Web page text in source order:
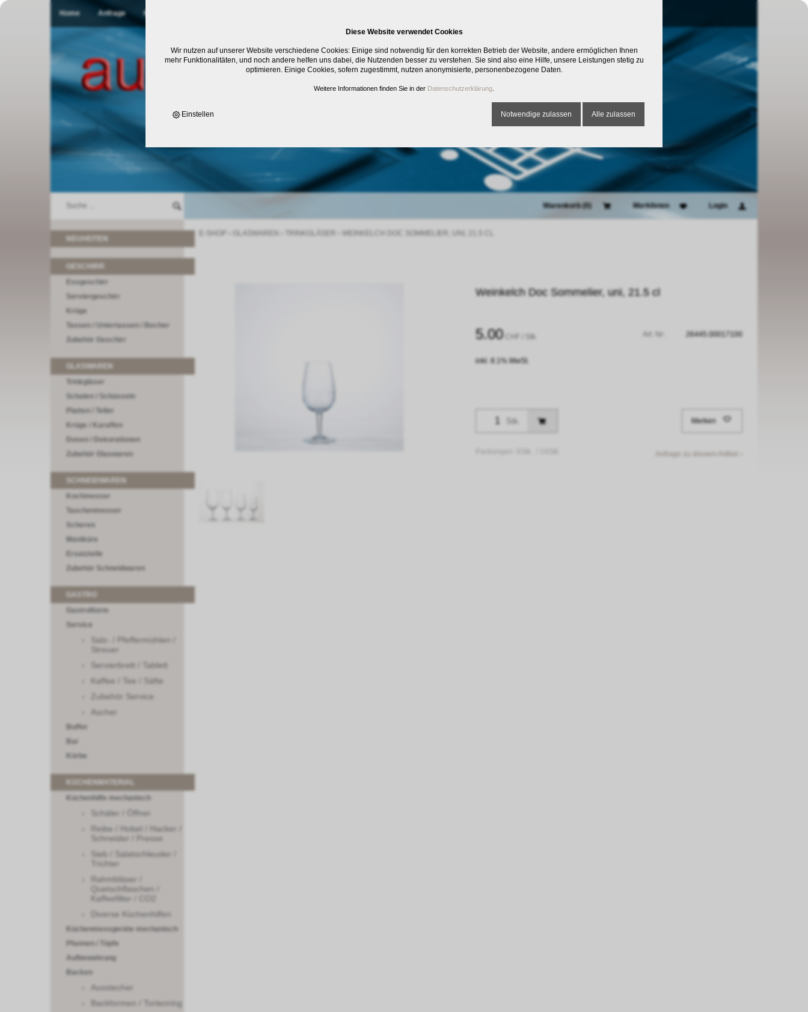
Home Anfrage Kontakt
Warenkorb (0 Merklisten Login
Essgeschirr
Serviergeschirr
Krüge
Tassen / Untertassen / Becher
Zubehör Geschirr
Trinkgläser
Schalen / Schüsseln
Platten / Teller
Krüge / Karaffen
Dosen / Dekorationen
Zubehör Glaswaren
Kochmesser
Taschenmesser
Scheren
Maniküre
Ersatzteile
Zubehör Schneidwaren
GastroNorm
Service
Salz- / Pfeffermühlen /
Streuer
Servierbrett / Tablett
Kaffee / Tee / Säfte
Zubehör Service
Ascher
Buffet
Bar
Körbe
KÜCHENMATERIAL
Küchenhilfe mechanisch
Schäler / Öffner
Reibe / Hobel / Hacker /
Schneider / Presse
Sieb / Salatschleuder /
Trichter
Rahmbläser /
Quetschflaschen /
Kaffeefilter / CO2
Diverse Küchenhilfen
Küchenmessgeräte mechanisch
Pfannen / Töpfe
Aufbewahrung
Backen
Ausstecher
Backformen / Tortenring
Weinkelch Doc Sommelier, uni, 21.5 cl
5.00 / Stk.
inkl. 8.1% MwSt.
26445.00017100
Stk. Merken
Anfrage zu diesem Artikel ›
Diese Website verwendet Cookies
Wir nutzen auf unserer Website verschiedene Cookies: Einige sind notwendig für den korrekten Betrieb der Website, andere ermöglichen Ihnen
mehr Funktionalitäten, und noch andere helfen uns dabei, die Nutzenden besser zu verstehen. Sie sind also eine Hilfe, unsere Leistungen stetig zu
optimieren. Einige Cookies, sofern zugestimmt, nutzen anonymisierte, personenbezogene Daten.
Weitere Informationen finden Sie in der Datenschutzerklärung
Einstellen Notwendige zulassen Alle zulassen